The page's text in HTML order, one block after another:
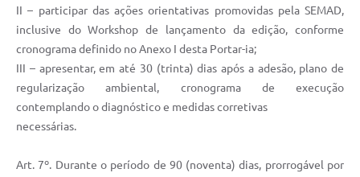
II – participar das ações orientativas promovidas pela SEMAD,
inclusive do Workshop de lançamento da edição, conforme
cronograma definido no Anexo I desta Portar-ia;
III – apresentar, em até 30 (trinta) dias após a adesão, plano de
regularização ambiental, cronograma de execução
contemplando o diagnóstico e medidas corretivas
necessárias.
Art. 7º. Durante o período de 90 (noventa) dias, prorrogável por